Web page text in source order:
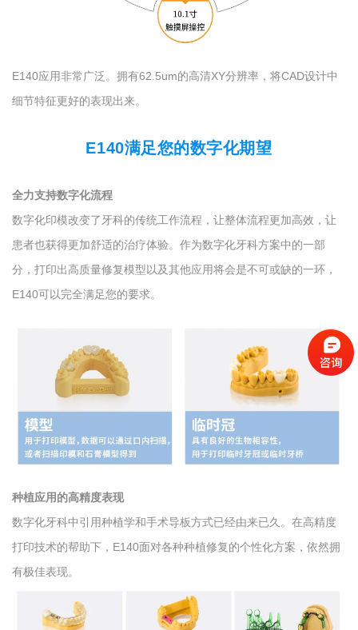
E140应用非常广泛。拥有62.5um的高清XY分辨率，将CAD设计中
细节特征更好的表现出来。
E140满足您的数字化期望
全力支持数字化流程
数字化印模改变了牙科的传统工作流程，让整体流程更加高效，让
患者也获得更加舒适的治疗体验。作为数字化牙科方案中的一部
分，打印出高质量修复模型以及其他应用将会是不可或缺的一环，
E140可以完全满足您的要求。
种植应用的高精度表现
数字化牙科中引用种植学和手术导板方式已经由来已久。在高精度
打印技术的帮助下，E140面对各种种植修复的个性化方案，依然拥
有极佳表现。